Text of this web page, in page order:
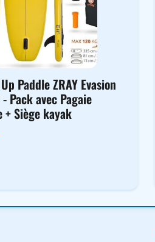
Paddle ZRAY Evasion
- Pack avec Pagaie
+ Siège kayak